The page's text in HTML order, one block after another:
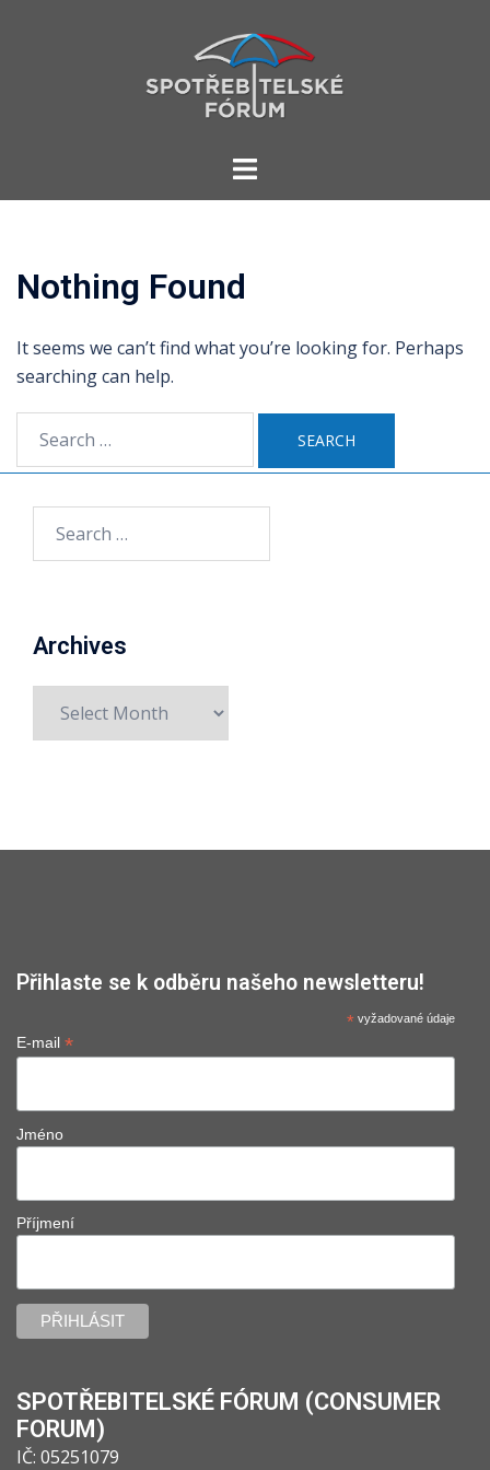
Toggle
Nothing Found
It seems we can’t find what you’re looking for. Perhaps
searching can help.
for:
for:
Archives
Přihlaste se k odběru našeho newsletteru!
* vyžadované údaje
E-mail *
Jméno
Příjmení
SPOTŘEBITELSKÉ FÓRUM (CONSUMER
FORUM)
IČ: 05251079